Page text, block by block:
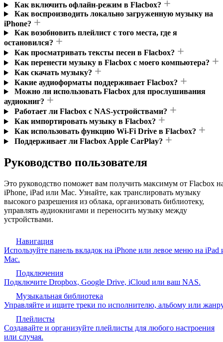
Как включить офлайн-режим в Flacbox?
Как воспроизводить локально загруженную музыку на
iPhone?
Как возобновить плейлист с того места, где я
остановился?
Как просматривать тексты песен в Flacbox?
Как перенести музыку в Flacbox с моего компьютера?
Как скачать музыку?
Какие аудиоформаты поддерживает Flacbox?
Можно ли использовать Flacbox для прослушивания
аудиокниг?
Работает ли Flacbox с NAS-устройствами?
Как импортировать музыку в Flacbox?
Как использовать функцию Wi-Fi Drive в Flacbox?
Поддерживает ли Flacbox Apple CarPlay?
Руководство пользователя
Это руководство поможет вам получить максимум от Flacbox
iPhone, iPad или Mac. Узнайте, как транслировать музыку
высокого разрешения из облака, организовать библиотеку,
управлять аудиокнигами и переносить музыку между
устройствами.
Навигация
Используйте панель вкладок на iPhone или левое меню на iPad
Mac.
Подключения
Подключите Dropbox, Google Drive, iCloud или ваш NAS.
Музыкальная библиотека
Управляйте и ищите треки по исполнителю, альбому или
Плейлисты
Создавайте и организуйте плейлисты для любого настроения
или случая.